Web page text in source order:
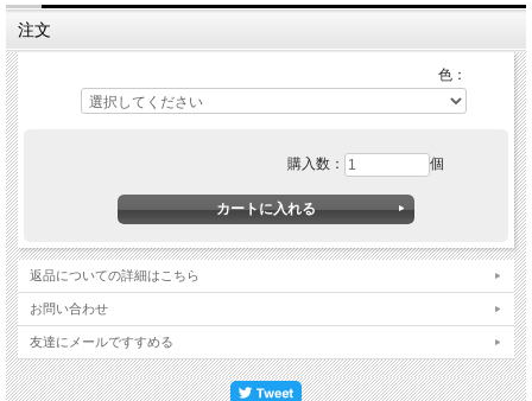
注文
色：
購入数： 個
返品についての詳細はこちら
お問い合わせ
友達にメールですすめる